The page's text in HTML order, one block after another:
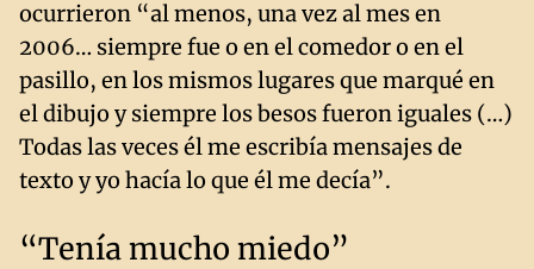
ocurrieron “al menos, una vez al mes en
2006… siempre fue o en el comedor o en el
pasillo, en los mismos lugares que marqué en
el dibujo y siempre los besos fueron iguales (…)
Todas las veces él me escribía mensajes de
texto y yo hacía lo que él me decía”.
“Tenía mucho miedo”